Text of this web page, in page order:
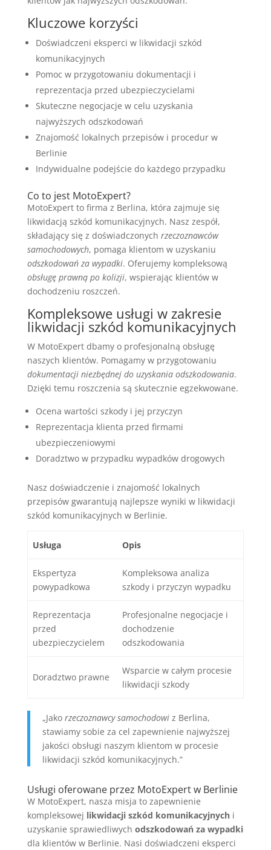
Kluczowe korzyści
Doświadczeni eksperci w likwidacji szkód
komunikacyjnych
Pomoc w przygotowaniu dokumentacji i
reprezentacja przed ubezpieczycielami
Skuteczne negocjacje w celu uzyskania
najwyższych odszkodowań
Znajomość lokalnych przepisów i procedur w
Berlinie
Indywidualne podejście do każdego przypadku
Co to jest MotoExpert?
MotoExpert to firma z Berlina, która zajmuje się
likwidacją szkód komunikacyjnych. Nasz zespół,
składający się z doświadczonych rzeczoznawców
samochodowych, pomaga klientom w uzyskaniu
odszkodowań za wypadki. Oferujemy kompleksową
obsługę prawną po kolizji, wspierając klientów w
dochodzeniu roszczeń.
Kompleksowe usługi w zakresie
likwidacji szkód komunikacyjnych
W MotoExpert dbamy o profesjonalną obsługę
naszych klientów. Pomagamy w przygotowaniu
dokumentacji niezbędnej do uzyskania odszkodowania.
Dzięki temu roszczenia są skutecznie egzekwowane.
Ocena wartości szkody i jej przyczyn
Reprezentacja klienta przed firmami
ubezpieczeniowymi
Doradztwo w przypadku wypadków drogowych
Nasz doświadczenie i znajomość lokalnych
przepisów gwarantują najlepsze wyniki w likwidacji
szkód komunikacyjnych w Berlinie.
Usługa Opis
Ekspertyza
powypadkowa
Kompleksowa analiza
szkody i przyczyn wypadku
Reprezentacja
przed
ubezpieczycielem
Profesjonalne negocjacje i
dochodzenie
odszkodowania
Doradztwo prawne
Wsparcie w całym procesie
likwidacji szkody
„Jako rzeczoznawcy samochodowiz Berlina,
stawiamy sobie za cel zapewnienie najwyższej
jakości obsługi naszym klientom w procesie
likwidacji szkód komunikacyjnych.”
Usługi oferowane przez MotoExpert w Berlinie
W MotoExpert, nasza misja to zapewnienie
kompleksowej likwidacji szkód komunikacyjnychi
uzyskanie sprawiedliwych odszkodowań za wypadki
dla klientów w Berlinie. Nasi doświadczeni eksperci